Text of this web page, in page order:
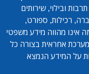
ובילוי, שירותים
רכילות, ספורט,
אינו מהווה מידע משפטי
אחראית בצורה כל
על המידע הנמצא